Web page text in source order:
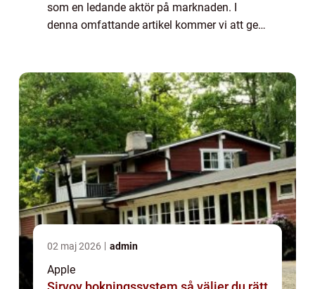
som en ledande aktör på marknaden. I
denna omfattande artikel kommer vi att ge
02 maj 2026 admin
Apple